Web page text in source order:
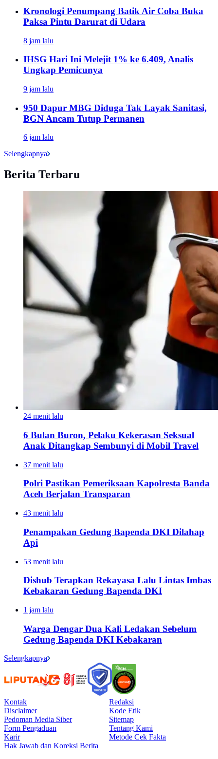
Kronologi Penumpang Batik Air Coba Buka
Paksa Pintu Darurat di Udara
8 jam lalu
IHSG Hari Ini Melejit 1% ke 6.409, Analis
Ungkap Pemicunya
9 jam lalu
950 Dapur MBG Diduga Tak Layak Sanitasi,
BGN Ancam Tutup Permanen
6 jam lalu
Selengkapnya
Berita Terbaru
24 menit lalu
6 Bulan Buron, Pelaku Kekerasan Seksual
Anak Ditangkap Sembunyi di Mobil Travel
37 menit lalu
Polri Pastikan Pemeriksaan Kapolresta Banda
Aceh Berjalan Transparan
43 menit lalu
Penampakan Gedung Bapenda DKI Dilahap
Api
53 menit lalu
Dishub Terapkan Rekayasa Lalu Lintas Imbas
Kebakaran Gedung Bapenda DKI
1 jam lalu
Warga Dengar Dua Kali Ledakan Sebelum
Gedung Bapenda DKI Kebakaran
Selengkapnya
Kontak
Redaksi
Disclaimer
Kode Etik
Pedoman Media Siber
Sitemap
Form Pengaduan
Tentang Kami
Karir
Metode Cek Fakta
Hak Jawab dan Koreksi Berita